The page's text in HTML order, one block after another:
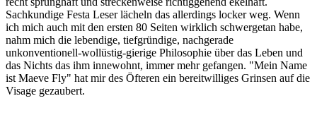
Sachkundige Festa Leser lächeln das allerdings locker weg. Wenn
ich mich auch mit den ersten 80 Seiten wirklich schwergetan habe,
nahm mich die lebendige, tiefgründige, nachgerade
unkonventionell-wollüstig-gierige Philosophie über das Leben und
das Nichts das ihm innewohnt, immer mehr gefangen. "Mein Name
ist Maeve Fly" hat mir des Öfteren ein bereitwilliges Grinsen auf die
Visage gezaubert.